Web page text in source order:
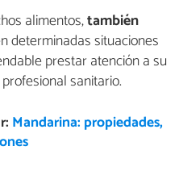
alimentos,también
determinadas situaciones
prestar atención a su
sanitario.
Mandarina: propiedades,